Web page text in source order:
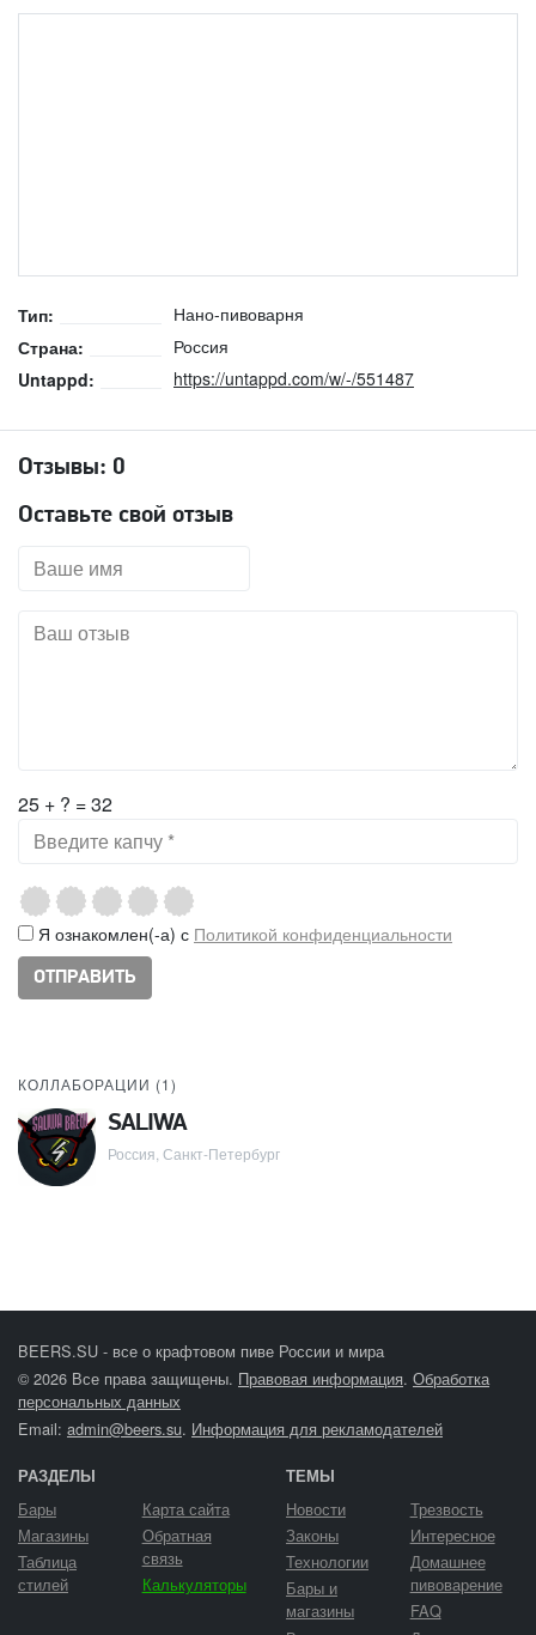
Тип:
Нано-пивоварня
Страна:
Россия
Untappd:
https://untappd.com/w/-/551487
Отзывы: 0
Оставьте свой отзыв
25 + ? = 32
Я ознакомлен(-а) с Политикой конфиденциальности
КОЛЛАБОРАЦИИ (1)
SALIWA
Россия, Санкт-Петербург
BEERS.SU - все о крафтовом пиве России и мира
© 2026 Все права защищены. Правовая информация. Обработка
персональных данных
Email: admin@beers.su. Информация для рекламодателей
РАЗДЕЛЫ
Бары
Магазины
Таблица
стилей
Карта сайта
Обратная
связь
Калькуляторы
ТЕМЫ
Новости
Законы
Технологии
Бары и
магазины
Трезвость
Интересное
Домашнее
пивоварение
FAQ